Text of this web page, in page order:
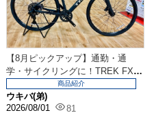
【8月ピックアップ】通勤・通
学・サイクリングに！TREK FX2
が万能すぎるクロ...
ウキバ(弟)
2026/08/01
81
商品紹介